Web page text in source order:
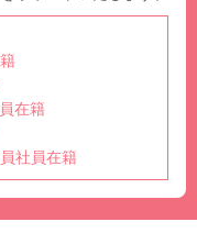
在籍
社員在籍